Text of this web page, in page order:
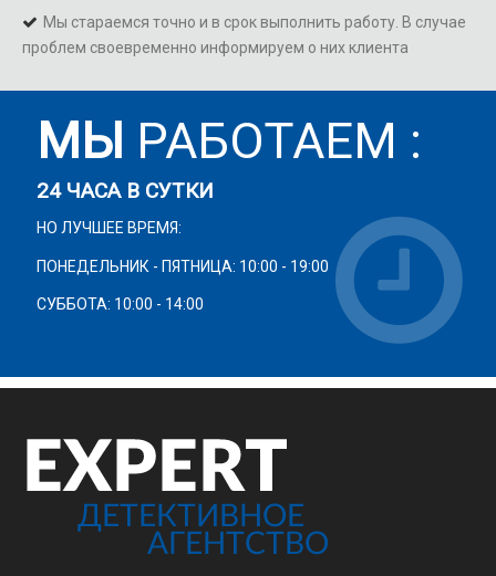
Мы стараемся точно и в срок выполнить работу. В случае
проблем своевременно информируем о них клиента
МЫ РАБОТАЕМ :
24 ЧАСА В СУТКИ
НО ЛУЧШЕЕ ВРЕМЯ:
ПОНЕДЕЛЬНИК - ПЯТНИЦА: 10:00 - 19:00
СУББОТА: 10:00 - 14:00